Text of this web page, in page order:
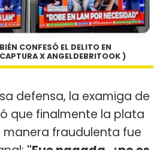
CONFESÓ EL DELITO EN
X ANGELDEBRITOOK )
defensa, la examiga de
que finalmente la plata
fraudulenta fue